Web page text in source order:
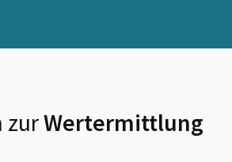
zurWertermittlung